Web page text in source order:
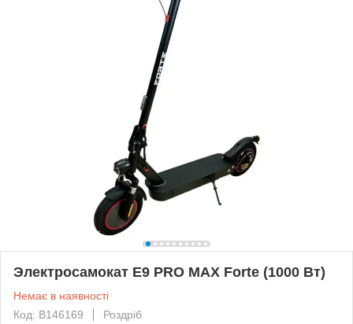
Электросамокат E9 PRO MAX Forte (1000 Вт)
Немає в наявності
Код: B146169
Роздріб